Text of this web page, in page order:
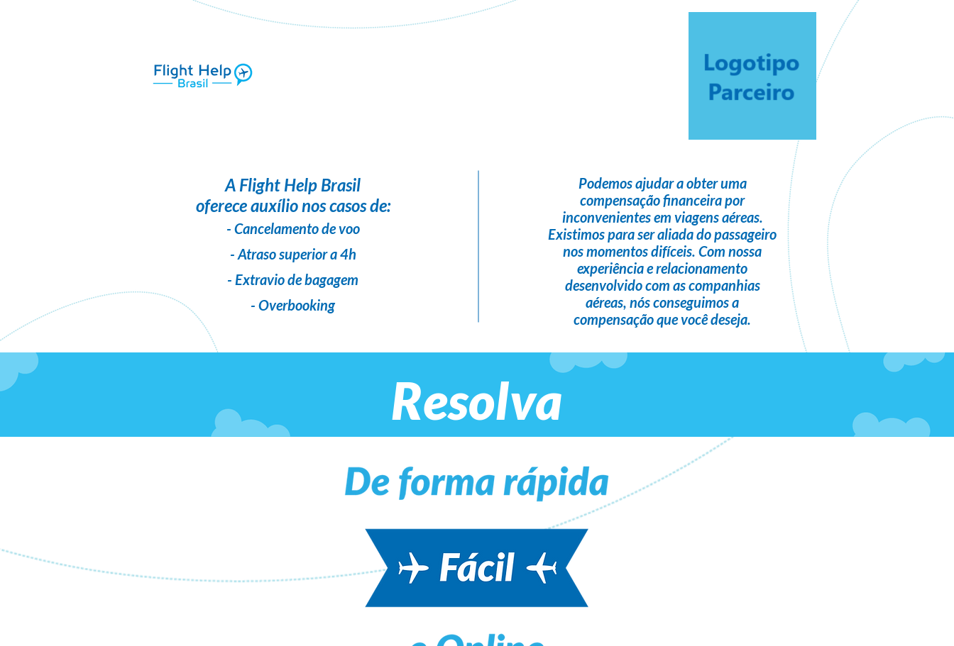
A Flight Help Brasil
oferece auxílio nos casos de:
- Cancelamento de voo
- Atraso superior a 4h
- Extravio de bagagem
- Overbooking
Podemos ajudar a obter uma
compensação financeirapor
inconvenientes em viagens aéreas.
Existimos para seraliada do passageiro
nos momentos difíceis. Com nossa
experiência e relacionamento
desenvolvido com as companhias
aéreas, nós conseguimos a
compensação que você deseja.
Resolva